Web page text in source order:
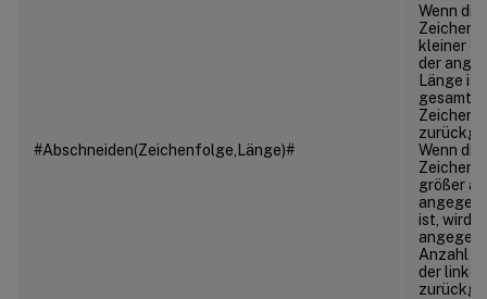
#Abschneiden(Zeichenfolge,Länge)#
Wenn die
kleiner
der
Länge
gesamte
Wenn die
größer
ist, wird
Anzahl
der